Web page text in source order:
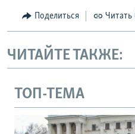
Поделиться Читать
ЧИТАЙТЕ ТАКЖЕ:
ТОП-ТЕМА